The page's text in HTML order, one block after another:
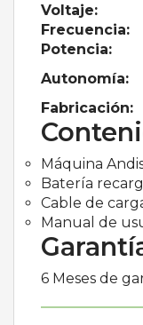
Voltaje:
Frecuencia:
Potencia:
Autonomía:
Fabricación:
Máquina
Batería
Cable de
Manual de
6 Meses de